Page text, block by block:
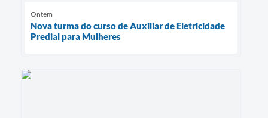
Ontem
Nova turma do curso de Auxiliar de Eletricidade
Predial para Mulheres